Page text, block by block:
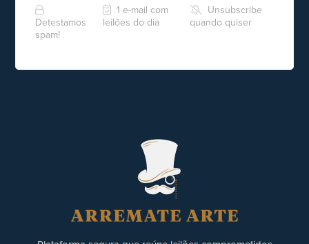
Detestamos
spam!
1 e-mail com
leilões do dia
Unsubscribe
quando quiser